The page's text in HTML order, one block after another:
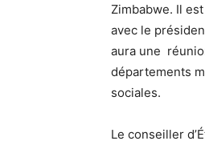
Zimbabwe. Il
avec le
aura une
départements
sociales.
Le conseiller